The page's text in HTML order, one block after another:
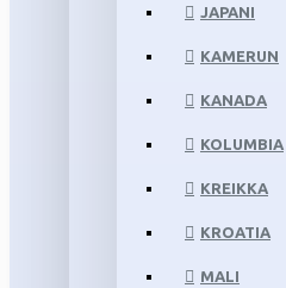
JAPANI
KAMERUN
KANADA
KOLUMBIA
KREIKKA
KROATIA
MALI